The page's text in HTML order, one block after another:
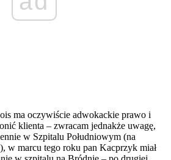
ma oczywiście adwokackie prawo i
klienta – zwracam jednakże uwagę,
w Szpitalu Południowym (na
w marcu tego roku pan Kacprzyk miał